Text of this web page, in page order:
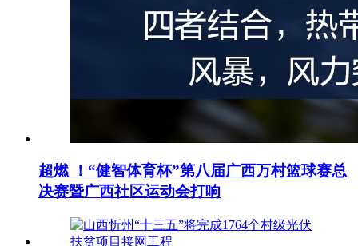
超燃 ！“健智体育杯”第八届广西万村篮球赛总
决赛暨广西社区运动会打响